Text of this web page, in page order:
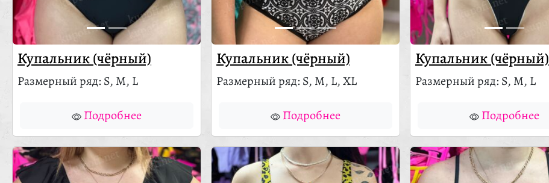
Купальник (чёрный)
Размерный ряд: S, M, L
Подробнее
Купальник (чёрный)
Размерный ряд: S, M, L, XL
Подробнее
Купальник (чёрный)
Размерный ряд: S, M, L
Подробнее